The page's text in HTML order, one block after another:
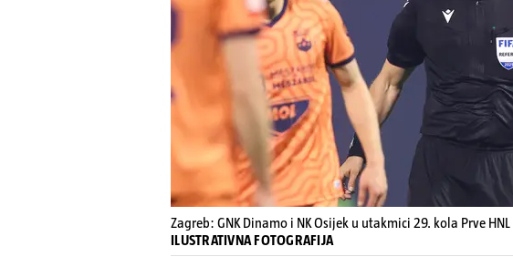
Zagreb: GNK Dinamo i NK Osijek u utakmici 29. kola Prve HNL |
ILUSTRATIVNA FOTOGRAFIJA